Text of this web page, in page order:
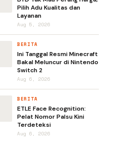
Pilih Adu Kualitas dan
Layanan
Aug 5, 2026
BERITA
Ini Tanggal Resmi Minecraft
Bakal Meluncur di Nintendo
Switch 2
Aug 6, 2026
BERITA
ETLE Face Recognition:
Pelat Nomor Palsu Kini
Terdeteksi
Aug 6, 2026